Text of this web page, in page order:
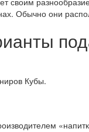
Обычно они
Кубы.